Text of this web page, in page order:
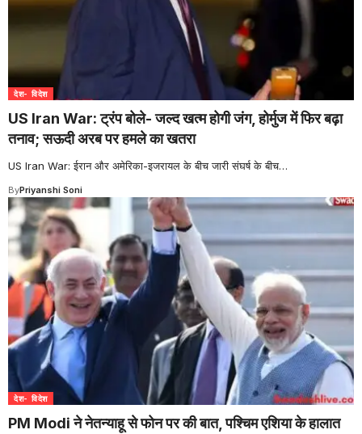
देश- विदेश
US Iran War: ट्रंप बोले- जल्द खत्म होगी जंग, होर्मुज में फिर बढ़ा
तनाव; सऊदी अरब पर हमले का खतरा
US Iran War: ईरान और अमेरिका-इजरायल के बीच जारी संघर्ष के बीच…
ByPriyanshi Soni
देश- विदेश
PM Modi ने नेतन्याहू से फोन पर की बात, पश्चिम एशिया के हालात